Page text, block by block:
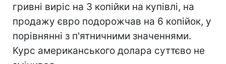
гривні виріс на 3 копійки на купівлі, на
продажу євро подорожчав на 6 копійок, у
порівнянні з п'ятничними значеннями.
Курс американського долара суттєво не